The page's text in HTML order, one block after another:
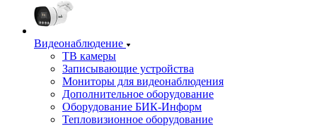
Видеонаблюдение
ТВ камеры
Записывающие устройства
Мониторы для видеонаблюдения
Дополнительное оборудование
Оборудование БИК-Информ
Тепловизионное оборудование